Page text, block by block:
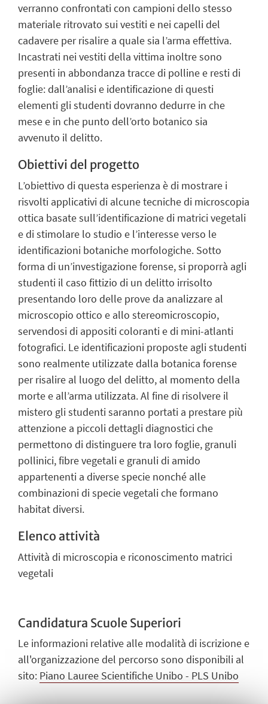
verranno confrontati con campioni dello stesso
materiale ritrovato sui vestiti e nei capelli del
cadavere per risalire a quale sia l’arma effettiva.
Incastrati nei vestiti della vittima inoltre sono
presenti in abbondanza tracce di polline e resti di
foglie: dall’analisi e identificazione di questi
elementi gli studenti dovranno dedurre in che
mese e in che punto dell’orto botanico sia
avvenuto il delitto.
Obiettivi del progetto
L’obiettivo di questa esperienza è di mostrare i
risvolti applicativi di alcune tecniche di microscopia
ottica basate sull’identificazione di matrici vegetali
e di stimolare lo studio e l’interesse verso le
identificazioni botaniche morfologiche. Sotto
forma di un’investigazione forense, si proporrà agli
studenti il caso fittizio di un delitto irrisolto
presentando loro delle prove da analizzare al
microscopio ottico e allo stereomicroscopio,
servendosi di appositi coloranti e di mini-atlanti
fotografici. Le identificazioni proposte agli studenti
sono realmente utilizzate dalla botanica forense
per risalire al luogo del delitto, al momento della
morte e all’arma utilizzata. Al fine di risolvere il
mistero gli studenti saranno portati a prestare più
attenzione a piccoli dettagli diagnostici che
permettono di distinguere tra loro foglie, granuli
pollinici, fibre vegetali e granuli di amido
appartenenti a diverse specie nonché alle
combinazioni di specie vegetali che formano
habitat diversi.
Elenco attività
Attività di microscopia e riconoscimento matrici
vegetali
Candidatura Scuole Superiori
Le informazioni relative alle modalità di iscrizione e
all'organizzazione del percorso sono disponibili al
sito: Piano Lauree Scientifiche Unibo - PLS Unibo